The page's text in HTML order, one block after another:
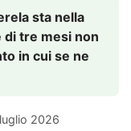
sta nella
di tre mesi non
in cui se ne
2026